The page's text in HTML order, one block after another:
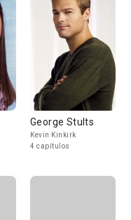
George Stults
Kevin Kinkirk
4 capítulos